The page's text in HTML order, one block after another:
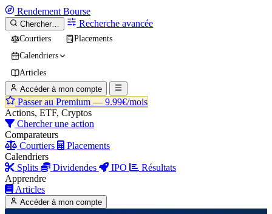
Rendement Bourse
Chercher… Recherche avancée
Courtiers
Placements
Calendriers
Articles
Accéder à mon compte
Passer au Premium — 9.99€/mois
Actions, ETF, Cryptos
Chercher une action
Comparateurs
Courtiers
Placements
Calendriers
Splits
Dividendes IPO
Résultats
Apprendre
Articles
Accéder à mon compte